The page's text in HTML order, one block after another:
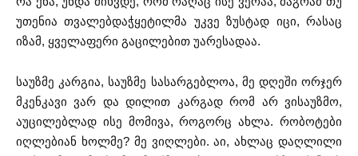
უთენია თვალებდაჭყეტილმა უკვე ზუსტად იცი, რასაც
იზამ, ყველაფერი გაცილებით უარესადაა.
საუზმე კარგია, საუზმე სასარგებლოა, მე დღეში ორჯერ
მკენკავი ვარ და დილით კარგად რომ არ ვისაუზმო,
აუცილებლად ისე მომივა, როგორც ახლა. რობოტები
იღლებიან ხოლმე? მე ვიღლები. აი, ახლაც დაღლილი